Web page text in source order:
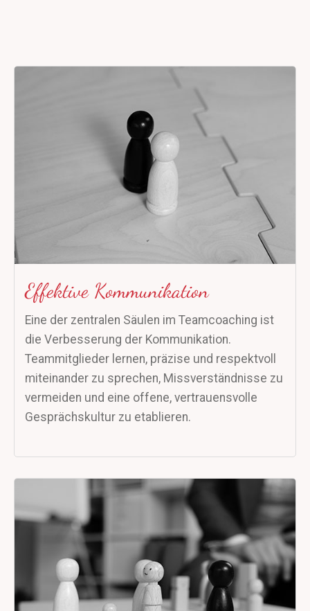
Effektive Kommunikation
Eine der zentralen Säulen im Teamcoaching ist
die Verbesserung der Kommunikation.
Teammitglieder lernen, präzise und respektvoll
miteinander zu sprechen, Missverständnisse zu
vermeiden und eine offene, vertrauensvolle
Gesprächskultur zu etablieren.